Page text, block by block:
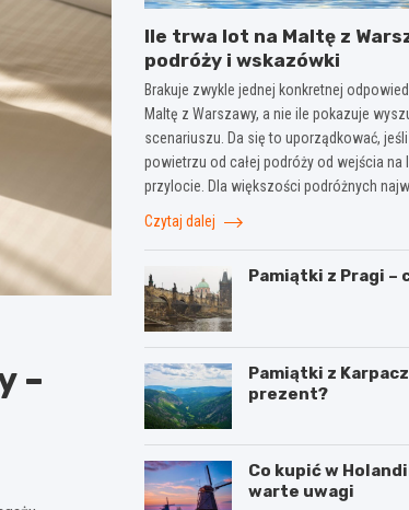
–
Ile trwa lot na Maltę z
podróży i wskazówki
Brakuje zwykle jednej konkretnej
Maltę z Warszawy, a nie ile pokazuje
scenariuszu. Da się to uporządkować,
powietrzu od całej podróży od wejścia
przylocie. Dla większości podróżnych
Czytaj dalej
Pamiątki z Pragi –
Pamiątki z
prezent?
Co kupić w
warte uwagi